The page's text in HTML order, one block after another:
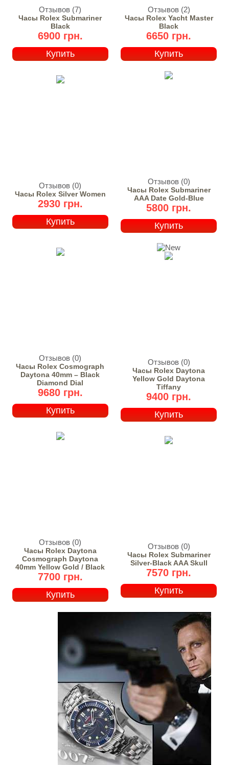
Отзывов (7)
Часы Rolex Submariner
Black
6900 грн.
Купить
Отзывов (2)
Часы Rolex Yacht Master
Black
6650 грн.
Купить
Отзывов (0)
Часы Rolex Silver Women
2930 грн.
Купить
Отзывов (0)
Часы Rolex Submariner
AAA Date Gold-Blue
5800 грн.
Купить
Отзывов (0)
Часы Rolex Cosmograph
Daytona 40mm – Black
Diamond Dial
9680 грн.
Купить
Отзывов (0)
Часы Rolex Daytona
Yellow Gold Daytona
Tiffany
9400 грн.
Купить
Отзывов (0)
Часы Rolex Daytona
Cosmograph Daytona
40mm Yellow Gold / Black
7700 грн.
Купить
Отзывов (0)
Часы Rolex Submariner
Silver-Black AAA Skull
7570 грн.
Купить